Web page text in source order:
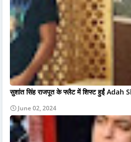
सुशांत सिंह राजपूत के फ्लैट में शिफ्ट हुईं Adah
June 02, 2024